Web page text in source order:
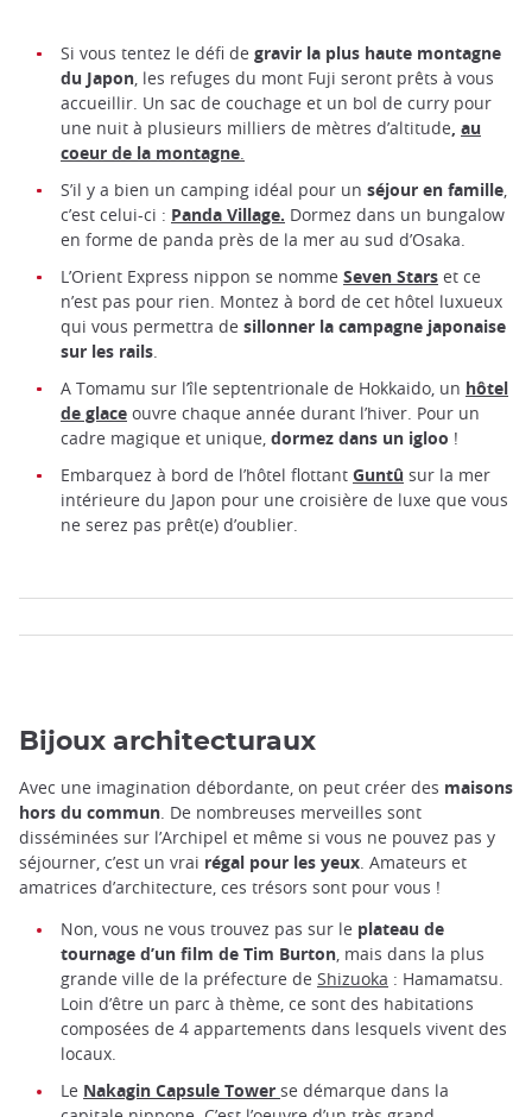
Si vous tentez le défi de gravir la plus haute montagne
du Japon, les refuges du mont Fuji seront prêts à vous
accueillir. Un sac de couchage et un bol de curry pour
une nuit à plusieurs milliers de mètres d’altitude, au
coeur de la montagne.
S’il y a bien un camping idéal pour un séjour en famille,
c’est celui-ci : Panda Village. Dormez dans un bungalow
en forme de panda près de la mer au sud d’Osaka.
L’Orient Express nippon se nomme Seven Stars et ce
n’est pas pour rien. Montez à bord de cet hôtel luxueux
qui vous permettra de sillonner la campagne japonaise
sur les rails.
A Tomamu sur l’île septentrionale de Hokkaido, un hôtel
de glace ouvre chaque année durant l’hiver. Pour un
cadre magique et unique, dormez dans un igloo !
Embarquez à bord de l’hôtel flottant Guntû sur la mer
intérieure du Japon pour une croisière de luxe que vous
ne serez pas prêt(e) d’oublier.
Bijoux architecturaux
Avec une imagination débordante, on peut créer des maisons
hors du commun. De nombreuses merveilles sont
disséminées sur l’Archipel et même si vous ne pouvez pas y
séjourner, c’est un vrai régal pour les yeux. Amateurs et
amatrices d’architecture, ces trésors sont pour vous !
Non, vous ne vous trouvez pas sur le plateau de
tournage d’un film de Tim Burton, mais dans la plus
grande ville de la préfecture de Shizuoka : Hamamatsu.
Loin d’être un parc à thème, ce sont des habitations
composées de 4 appartements dans lesquels vivent des
locaux.
Le Nakagin Capsule Tower se démarque dans la